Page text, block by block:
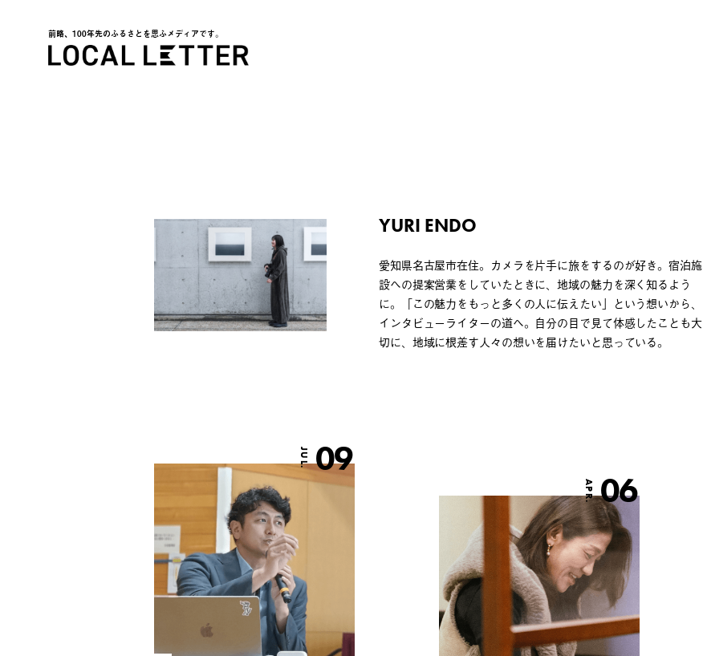
前略、100年先のふるさとを思ふメディアです。
YURI ENDO
愛知県名古屋市在住。カメラを片手に旅をするのが好き。宿泊施
設への提案営業をしていたときに、地域の魅力を深く知るよう
に。「この魅力をもっと多くの人に伝えたい」という想いから、
インタビューライターの道へ。自分の目で見て体感したことも大
切に、地域に根差す人々の想いを届けたいと思っている。
JUL. 09
APR.06